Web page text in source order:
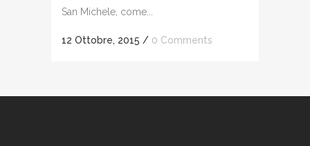
San Michele, come...
12 Ottobre, 2015 / 0 Comments